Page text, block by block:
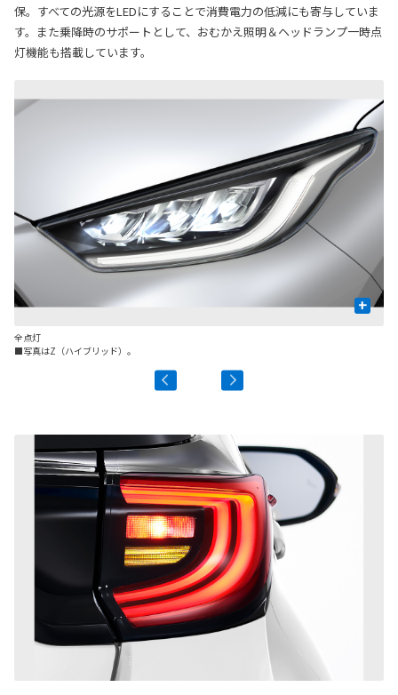
保。すべての光源をLEDにすることで消費電力の低減にも寄与していま
す。また乗降時のサポートとして、おむかえ照明＆ヘッドランプ一時点
灯機能も搭載しています。
+
全点灯
■写真はZ（ハイブリッド）。